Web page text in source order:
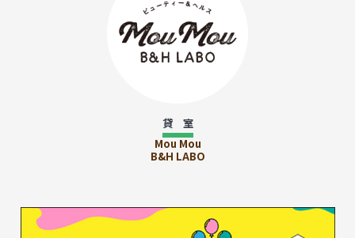
貸 室
Mou Mou
B&H LABO